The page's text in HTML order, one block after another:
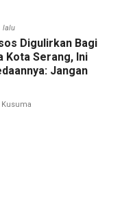
lalu
Digulirkan Bagi
Kota Serang, Ini
Jangan